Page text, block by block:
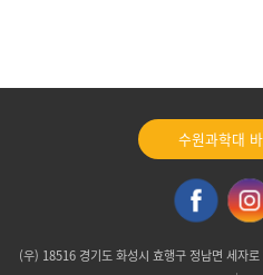
(우) 18516 경기도 화성시 효행구 정남면 세자
수원과학대